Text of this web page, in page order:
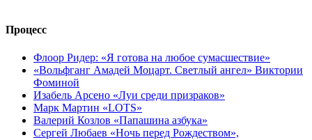
Процесс
Флоор Ридер: «Я готова на любое сумасшествие»
«Вольфганг Амадей Моцарт. Светлый ангел» Виктории
Фоминой
Изабель Арсено «Луи среди призраков»
Марк Мартин «LOTS»
Валерий Козлов «Папашина азбука»
Сергей Любаев «Ночь перед Рождеством»,